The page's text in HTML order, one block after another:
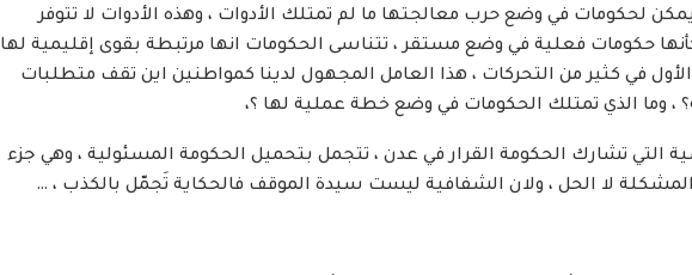
لحكومات في وضع حرب معالجتها ما لم تمتلك الأدوات ، وهذه الأدوات لا تتوفر
حكومات فعلية في وضع مستقر ، تتناسى الحكومات انها مرتبطة بقوى إقليمية لها
في كثير من التحركات ، هذا العامل المجهول لدينا كمواطنين اين تقف متطلبات
، وما الذي تمتلك الحكومات في وضع خطة عملية لها ؟،
التي تشارك الحكومة القرار في عدن ، تتجمل بتحميل الحكومة المسئولية ، وهي جزء
المشكلة لا الحل ، ولان الشفافية ليست سيدة الموقف فالحكاية تَجمّل بالكذب ، …